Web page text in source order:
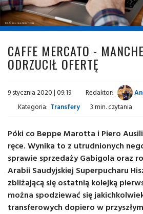
fot. © intermediolan.com
CAFFE MERCATO -
ODRZUCIŁ OFERTĘ
9 stycznia 2020 | 09:19 Redaktor:
Kategoria: Transfery 3 min. czytania
Póki co Beppe Marotta i Piero
ręce. Wynika to z utrudnionych
sprawie sprzedaży Gabigola oraz
Arabii Saudyjskiej Superpucharu
zbliżającą się ostatnią kolejką
można spodziewać się
transferowych dopiero w